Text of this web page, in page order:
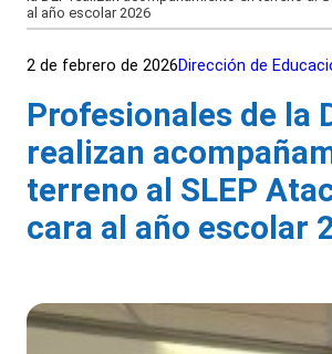
al año escolar 2026
2 de febrero de 2026Dirección de
Profesionales de la
realizan
terreno al SLEP
cara al año escolar